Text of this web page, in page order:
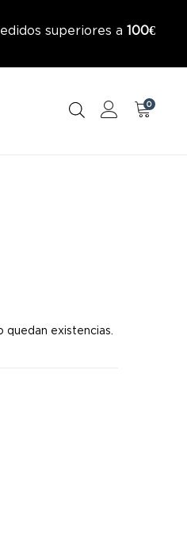
superiores a 100€
0
existencias.